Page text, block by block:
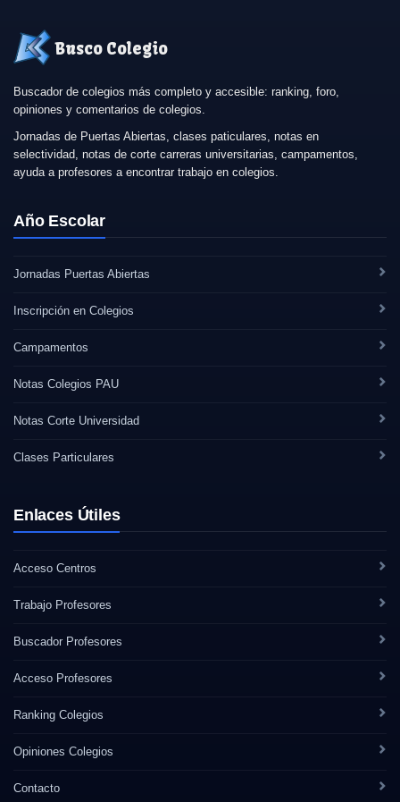
Busco Colegio
Buscador de colegios más completo y accesible: ranking, foro,
opiniones y comentarios de colegios.
Jornadas de Puertas Abiertas, clases paticulares, notas en
selectividad, notas de corte carreras universitarias, campamentos,
ayuda a profesores a encontrar trabajo en colegios.
Año Escolar
Jornadas Puertas Abiertas
Inscripción en Colegios
Campamentos
Notas Colegios PAU
Notas Corte Universidad
Clases Particulares
Enlaces Útiles
Acceso Centros
Trabajo Profesores
Buscador Profesores
Acceso Profesores
Ranking Colegios
Opiniones Colegios
Contacto